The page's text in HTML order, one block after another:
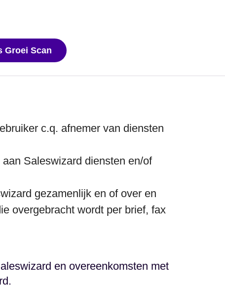
Groei Scan
Voorwaarden downloaden
c.q. afnemer van diensten
Saleswizard diensten en/of
gezamenlijk en of over en
overgebracht wordt per brief, fax
en overeenkomsten met